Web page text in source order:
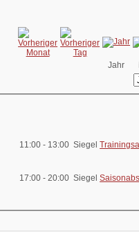
Jahr
11:00 - 13:00 Siegel
17:00 - 20:00 Siegel